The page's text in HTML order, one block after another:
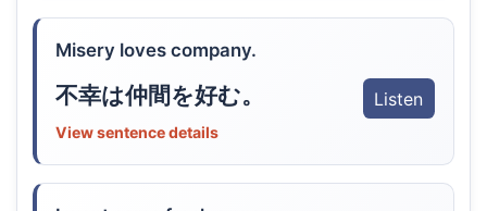
Misery loves company.
不幸は仲間を好む。 Listen
View sentence details